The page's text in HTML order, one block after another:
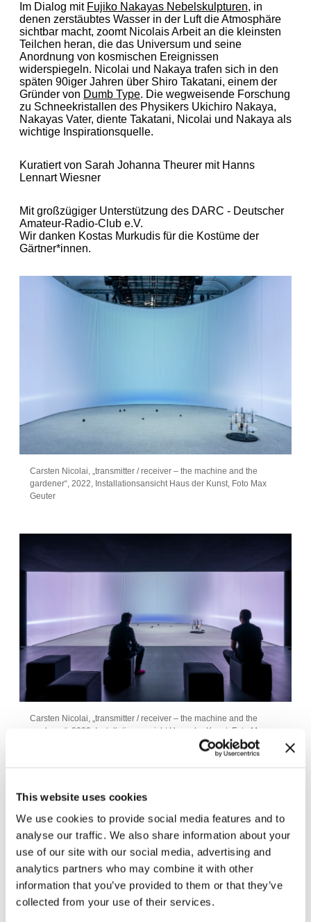
This website uses cookies
We use cookies to provide social media features and to
analyse our traffic. We also share information about your
use of our site with our social media, advertising and
analytics partners who may combine it with other
information that you’ve provided to them or that they’ve
collected from your use of their services.
Im Dialog mit Fujiko Nakayas Nebelskulpturen, in
denen zerstäubtes Wasser in der Luft die Atmosphäre
sichtbar macht, zoomt Nicolais Arbeit an die kleinsten
Teilchen heran, die das Universum und seine
Anordnung von kosmischen Ereignissen
widerspiegeln. Nicolai und Nakaya trafen sich in den
späten 90iger Jahren über Shiro Takatani, einem der
Gründer von Dumb Type. Die wegweisende Forschung
zu Schneekristallen des Physikers Ukichiro Nakaya,
Nakayas Vater, diente Takatani, Nicolai und Nakaya als
wichtige Inspirationsquelle.
Kuratiert von Sarah Johanna Theurer mit Hanns
Lennart Wiesner
Mit großzügiger Unterstützung des DARC ­­- Deutscher
Amateur-Radio-Club e.V.
Wir danken Kostas Murkudis für die Kostüme der
Gärtner*innen.
Carsten Nicolai, „transmitter / receiver – the machine and the
gardener“, 2022, Installationsansicht Haus der Kunst, Foto Max
Geuter
Carsten Nicolai, „transmitter / receiver – the machine and the
gardener“, 2022, Installationsansicht Haus der Kunst, Foto Max